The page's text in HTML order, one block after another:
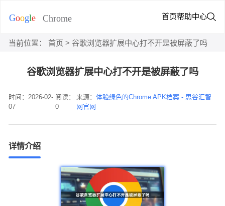
首页帮助中心
当前位置： 首页 > 谷歌浏览器扩展中心打不开是被屏蔽了吗
谷歌浏览器扩展中心打不开是被屏蔽了吗
时间：2026-02-
07
阅读：
0
来源：体验绿色的Chrome APK档案 - 思谷汇智
网官网
详情介绍